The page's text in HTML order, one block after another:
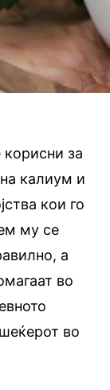
за
калиум и
кои го
му се
а
во
во